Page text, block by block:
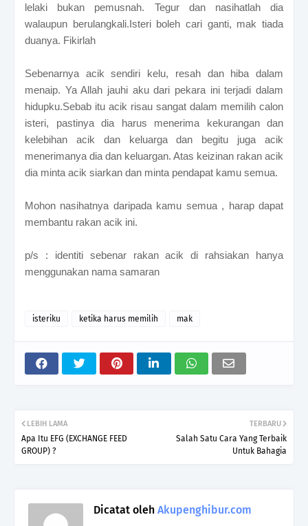
lelaki bukan pemusnah. Tegur dan nasihatlah dia
walaupun berulangkali.Isteri boleh cari ganti, mak tiada
duanya. Fikirlah
Sebenarnya acik sendiri kelu, resah dan hiba dalam
menaip. Ya Allah jauhi aku dari pekara ini terjadi dalam
hidupku.Sebab itu acik risau sangat dalam memilih calon
isteri, pastinya dia harus menerima kekurangan dan
kelebihan acik dan keluarga dan begitu juga acik
menerimanya dia dan keluargan. Atas keizinan rakan acik
dia minta acik siarkan dan minta pendapat kamu semua.
Mohon nasihatnya daripada kamu semua , harap dapat
membantu rakan acik ini.
p/s : identiti sebenar rakan acik di rahsiakan hanya
menggunakan nama samaran
isteriku ketika harus memilih mak
TERBARU
Salah Satu Cara Yang Terbaik
Untuk Bahagia
LEBIH LAMA
Apa Itu EFG (EXCHANGE FEED
GROUP) ?
Dicatat oleh Akupenghibur.com